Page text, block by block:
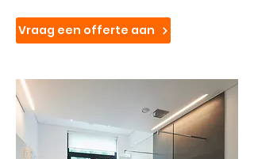
Vraag een offerte aan